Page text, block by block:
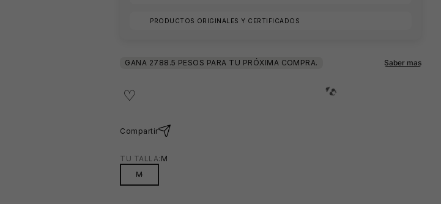
PRODUCTOS ORIGINALES Y CERTIFICADOS
Compartir
TU TALLA: M
M